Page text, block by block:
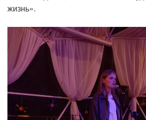
жизнь».